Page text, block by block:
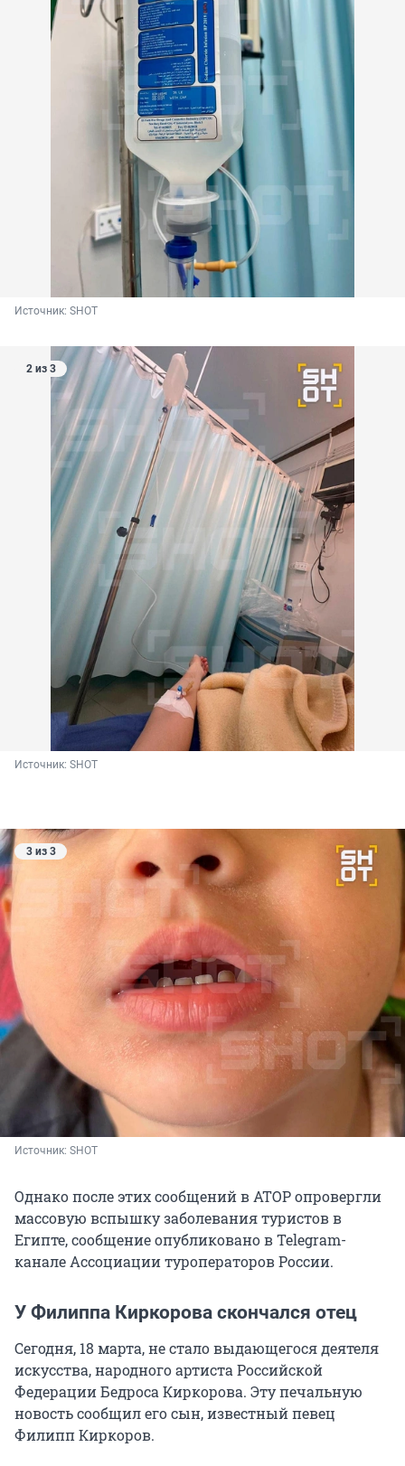
Источник: SHOT
2 из 3
Источник: SHOT
3 из 3
Источник: SHOT
Однако после этих сообщений в АТОР опровергли
массовую вспышку заболевания туристов в
Египте, сообщение опубликовано в Telegram-
канале Ассоциации туроператоров России.
У Филиппа Киркорова скончался отец
Сегодня, 18 марта, не стало выдающегося деятеля
искусства, народного артиста Российской
Федерации Бедроса Киркорова. Эту печальную
новость сообщил его сын, известный певец
Филипп Киркоров.